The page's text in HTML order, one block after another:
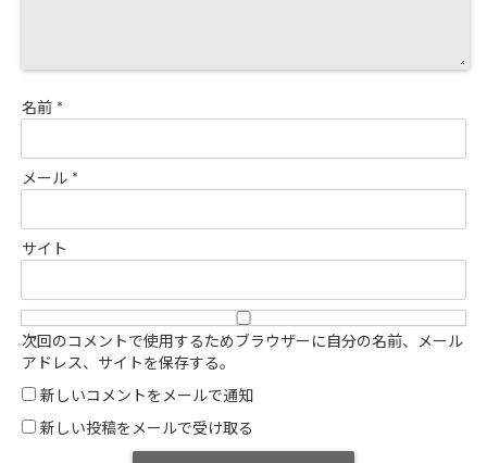
名前 *
メール *
サイト
次回のコメントで使用するためブラウザーに自分の名前、メール
アドレス、サイトを保存する。
新しいコメントをメールで通知
新しい投稿をメールで受け取る